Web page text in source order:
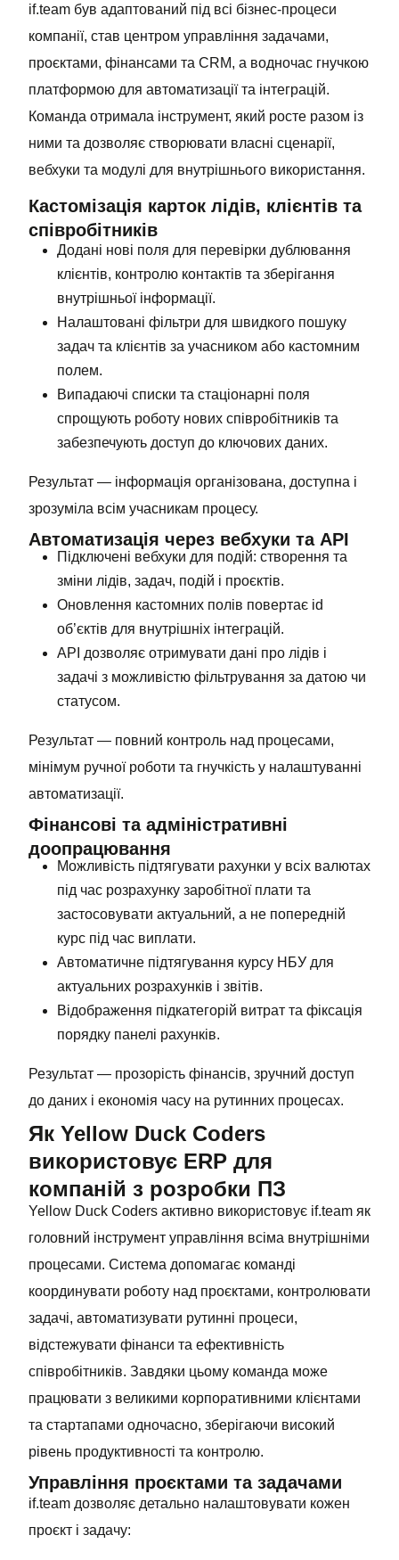
if.team був адаптований під всі бізнес-процеси
компанії, став центром управління задачами,
проєктами, фінансами та CRM, а водночас гнучкою
платформою для автоматизації та інтеграцій.
Команда отримала інструмент, який росте разом із
ними та дозволяє створювати власні сценарії,
вебхуки та модулі для внутрішнього використання.
Кастомізація карток лідів, клієнтів та
співробітників
Додані нові поля для перевірки дублювання
клієнтів, контролю контактів та зберігання
внутрішньої інформації.
Налаштовані фільтри для швидкого пошуку
задач та клієнтів за учасником або кастомним
полем.
Випадаючі списки та стаціонарні поля
спрощують роботу нових співробітників та
забезпечують доступ до ключових даних.
Результат — інформація організована, доступна і
зрозуміла всім учасникам процесу.
Автоматизація через вебхуки та API
Підключені вебхуки для подій: створення та
зміни лідів, задач, подій і проєктів.
Оновлення кастомних полів повертає id
об’єктів для внутрішніх інтеграцій.
API дозволяє отримувати дані про лідів і
задачі з можливістю фільтрування за датою чи
статусом.
Результат — повний контроль над процесами,
мінімум ручної роботи та гнучкість у налаштуванні
автоматизації.
Фінансові та адміністративні
доопрацювання
Можливість підтягувати рахунки у всіх валютах
під час розрахунку заробітної плати та
застосовувати актуальний, а не попередній
курс під час виплати.
Автоматичне підтягування курсу НБУ для
актуальних розрахунків і звітів.
Відображення підкатегорій витрат та фіксація
порядку панелі рахунків.
Результат — прозорість фінансів, зручний доступ
до даних і економія часу на рутинних процесах.
Як Yellow Duck Coders
використовує ERP для
компаній з розробки ПЗ
Yellow Duck Coders активно використовує if.team як
головний інструмент управління всіма внутрішніми
процесами. Система допомагає команді
координувати роботу над проєктами, контролювати
задачі, автоматизувати рутинні процеси,
відстежувати фінанси та ефективність
співробітників. Завдяки цьому команда може
працювати з великими корпоративними клієнтами
та стартапами одночасно, зберігаючи високий
рівень продуктивності та контролю.
Управління проєктами та задачами
if.team дозволяє детально налаштовувати кожен
проєкт і задачу: